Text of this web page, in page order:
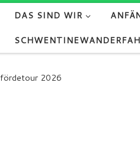
DAS SIND WIR
2026